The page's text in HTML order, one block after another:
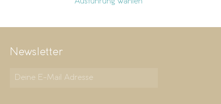
9 11 14 16 18
Newsletter